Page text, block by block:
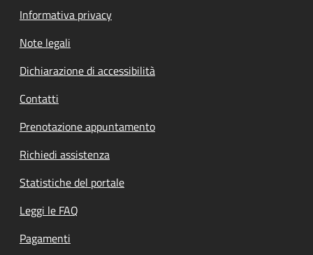
Informativa privacy
Note legali
Dichiarazione di accessibilità
Contatti
Prenotazione appuntamento
Richiedi assistenza
Statistiche del portale
Leggi le FAQ
Pagamenti